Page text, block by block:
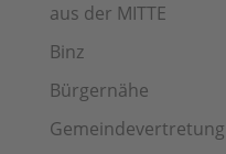
aus der MITTE
Binz
Bürgernähe
Gemeindevertretung